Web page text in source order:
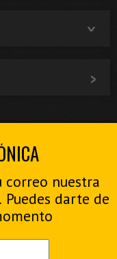
correo nuestra
darte de